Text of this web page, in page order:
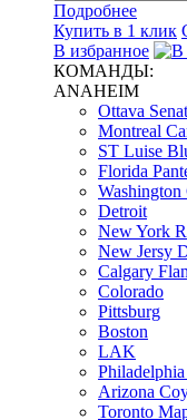
Подробнее
Купить в 1 клик
В избранное
КОМАНДЫ:
ANAHEIM
Ottava
Montreal
ST Luise
Florida
Washington
Detroit
New York
New Jersy
Calgary
Colorado
Pittsburg
Boston
LAK
Arizona
Toronto